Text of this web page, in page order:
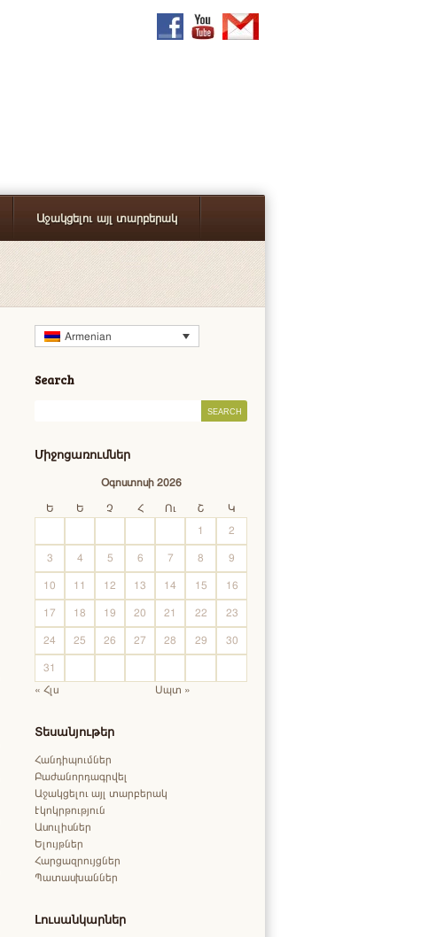
Աջակցելու այլ տարբերակ
Armenian
Search
Միջոցառումներ
Օգոստոսի 2026
Ե
Ե Չ Հ Ու Շ
Կ
1
2
3
4 5 6 7 8
9
10
11 12 13 14 15
16
17
18 19 20 21 22
23
24
25 26 27 28 29
30
31
« Հլս
Սպտ »
Տեսանյութեր
Հանդիպումներ
Բաժանորդագրվել
Աջակցելու այլ տարբերակ
Էկոկրթություն
Ասուլիսներ
Ելույթներ
Հարցազրույցներ
Պատասխաններ
Լուսանկարներ